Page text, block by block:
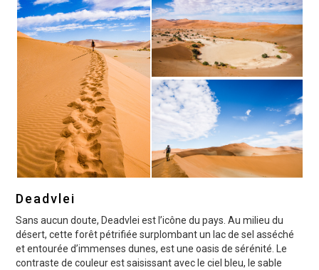
Deadvlei
Sans aucun doute, Deadvlei est l’icône du pays. Au milieu du
désert, cette forêt pétrifiée surplombant un lac de sel asséché
et entourée d’immenses dunes, est une oasis de sérénité. Le
contraste de couleur est saisissant avec le ciel bleu, le sable